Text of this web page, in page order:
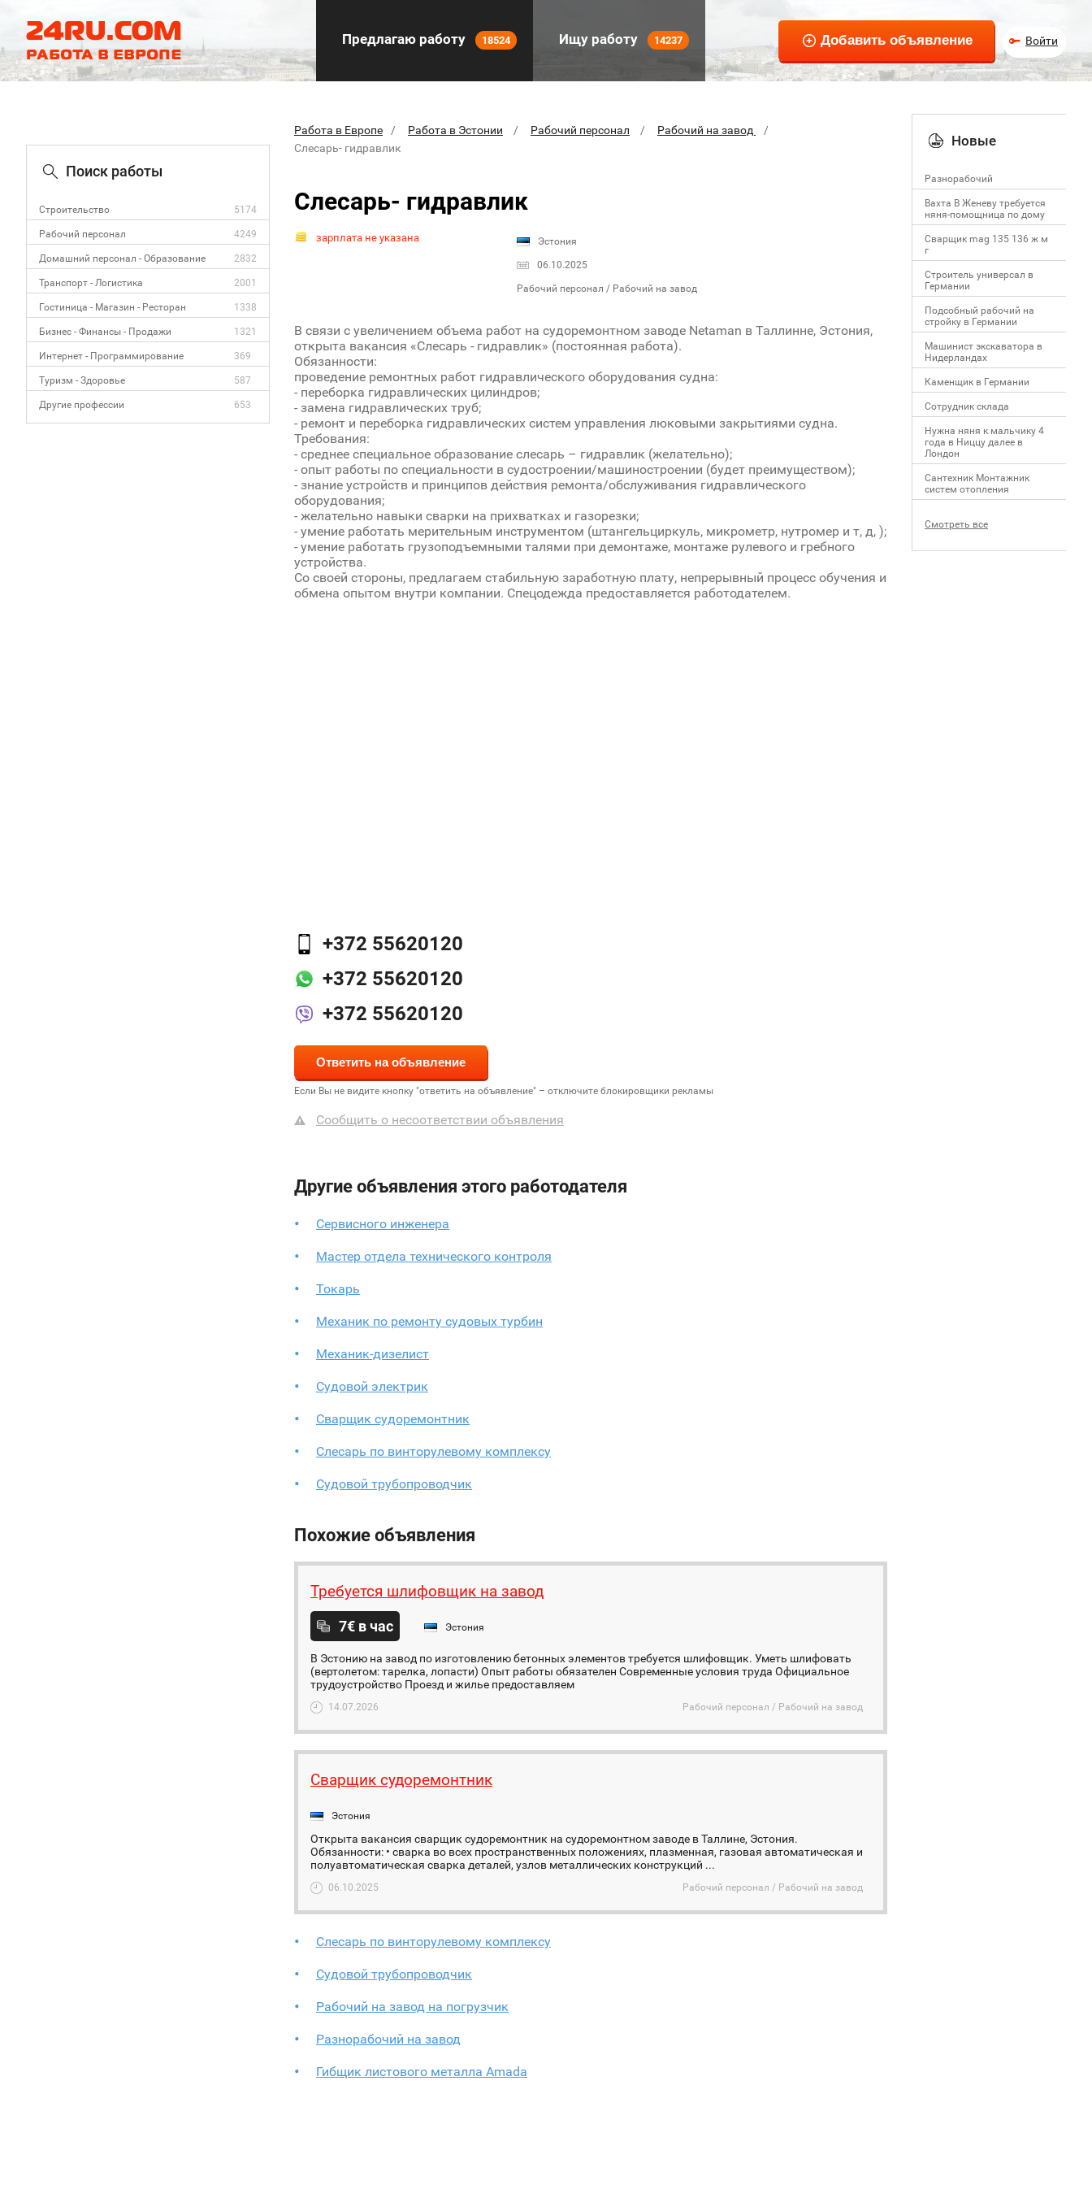
Предлагаю работу 18524 Ищу работу 14237 Войти
Поиск работы
Строительство 5174
Рабочий персонал 4249
Домашний персонал - Образование 2832
Транспорт - Логистика 2001
Гостиница - Магазин - Ресторан 1338
Бизнес - Финансы - Продажи 1321
Интернет - Программирование 369
Туризм - Здоровье 587
Другие профессии 653
Работа в Европе Работа в Эстонии Рабочий персонал
Рабочий на завод
Слесарь- гидравлик
Слесарь- гидравлик
зарплата не указана Эстония
06.10.2025
Рабочий персонал / Рабочий на завод
В связи с увеличением объема работ на судоремонтном заводе Netaman в Таллинне, Эстония,
открыта вакансия «Слесарь - гидравлик» (постоянная работа).
Обязанности:
проведение ремонтных работ гидравлического оборудования судна:
- переборка гидравлических цилиндров;
- замена гидравлических труб;
- ремонт и переборка гидравлических систем управления люковыми закрытиями судна.
Требования:
- среднее специальное образование слесарь – гидравлик (желательно);
- опыт работы по специальности в судостроении/машиностроении (будет преимуществом);
- знание устройств и принципов действия ремонта/обслуживания гидравлического
оборудования;
- желательно навыки сварки на прихватках и газорезки;
- умение работать мерительным инструментом (штангельциркуль, микрометр, нутромер и т, д, );
- умение работать грузоподъемными талями при демонтаже, монтаже рулевого и гребного
устройства.
Со своей стороны, предлагаем стабильную заработную плату, непрерывный процесс обучения и
обмена опытом внутри компании. Спецодежда предоставляется работодателем.
+372 55620120
+372 55620120
+372 55620120
Если Вы не видите кнопку "ответить на объявление" – отключите блокировщики рекламы
Сообщить о несоответствии объявления
Другие объявления этого работодателя
Сервисного инженера
Мастер отдела технического контроля
Токарь
Механик по ремонту судовых турбин
Механик-дизелист
Судовой электрик
Сварщик судоремонтник
Слесарь по винторулевому комплексу
Судовой трубопроводчик
Похожие объявления
Требуется шлифовщик на завод
7€ в час Эстония
В Эстонию на завод по изготовлению бетонных элементов требуется шлифовщик. Уметь шлифовать
(вертолетом: тарелка, лопасти) Опыт работы обязателен Современные условия труда Официальное
трудоустройство Проезд и жилье предоставляем
14.07.2026 Рабочий персонал / Рабочий на завод
Сварщик судоремонтник
Эстония
Открыта вакансия сварщик судоремонтник на судоремонтном заводе в Таллине, Эстония.
Обязанности: • сварка во всех пространственных положениях, плазменная, газовая автоматическая и
полуавтоматическая сварка деталей, узлов металлических конструкций ...
06.10.2025 Рабочий персонал / Рабочий на завод
Слесарь по винторулевому комплексу
Судовой трубопроводчик
Рабочий на завод на погрузчик
Разнорабочий на завод
Гибщик листового металла Amada
Новые
Разнорабочий
Вахта В Женеву требуется
няня-помощница по дому
Сварщик mag 135 136 ж м
г
Строитель универсал в
Германии
Подсобный рабочий на
стройку в Германии
Машинист экскаватора в
Нидерландах
Каменщик в Германии
Сотрудник склада
Нужна няня к мальчику 4
года в Ниццу далее в
Лондон
Сантехник Монтажник
систем отопления
Смотреть все